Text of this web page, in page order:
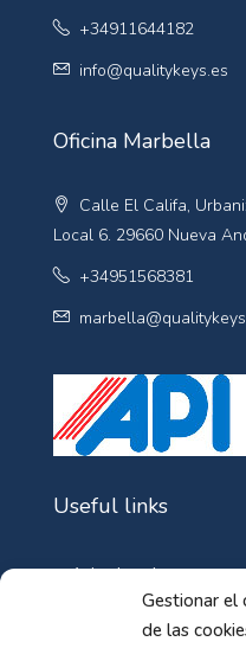
Gestionar el
de las
+34911644182
info@qualitykeys.es
Oficina Marbella
Calle El Califa,
Local 6. 29660 Nueva
+34951568381
Useful links
Aviso Legal
Política de Cookies